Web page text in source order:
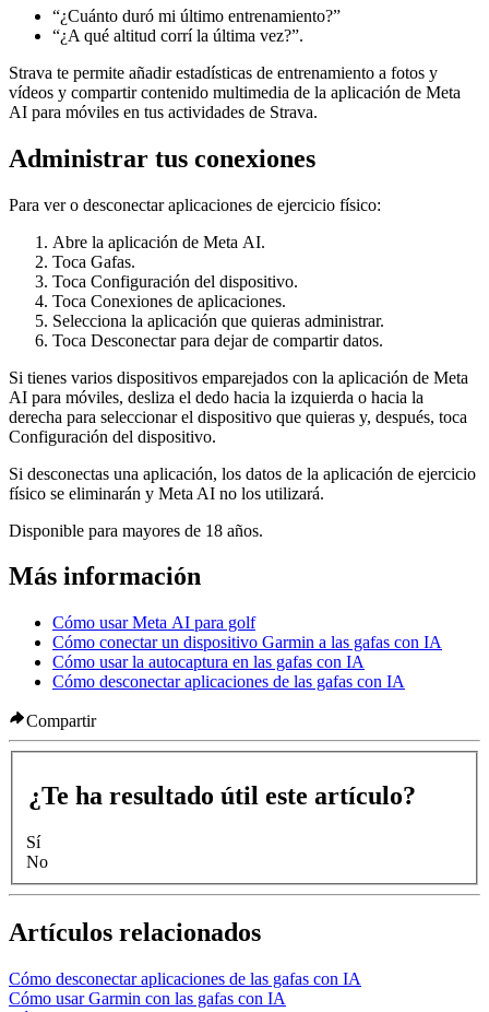
“¿Cuánto duró mi último entrenamiento?”
“¿A qué altitud corrí la última vez?”.
Strava te permite añadir estadísticas de entrenamiento a fotos y
vídeos y compartir contenido multimedia de la aplicación de Meta
AI para móviles en tus actividades de Strava.
Administrar tus conexiones
Para ver o desconectar aplicaciones de ejercicio físico:
Abre la aplicación de Meta AI.
Toca Gafas.
Toca Configuración del dispositivo.
Toca Conexiones de aplicaciones.
Selecciona la aplicación que quieras administrar.
Toca Desconectarpara dejar de compartir datos.
Si tienes varios dispositivos emparejados con la aplicación de Meta
AI para móviles, desliza el dedo hacia la izquierda o hacia la
derecha para seleccionar el dispositivo que quieras y, después, toca
Configuración del dispositivo.
Si desconectas una aplicación, los datos de la aplicación de ejercicio
físico se eliminarán y Meta AI no los utilizará.
Disponible para mayores de 18 años.
Más información
Cómo usar Meta AI para golf
Cómo conectar un dispositivo Garmin a las gafas con IA
Cómo usar la autocaptura en las gafas con IA
Cómo desconectar aplicaciones de las gafas con IA
Compartir
¿Te ha resultado útil este artículo?
Sí
No
Artículos relacionados
Cómo desconectar aplicaciones de las gafas con IA
Cómo usar Garmin con las gafas con IA